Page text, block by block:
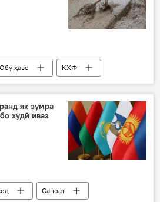
Обу ҳаво
КҲФ
Суғд
як зумра
худӣ иваз
Саноат